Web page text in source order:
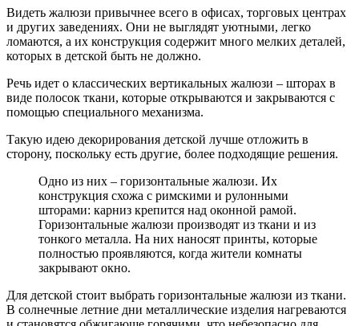
Видеть жалюзи привычнее всего в офисах, торговых центрах
и других заведениях. Они не выглядят уютными, легко
ломаются, а их конструкция содержит много мелких деталей,
которых в детской быть не должно.
Речь идет о классических вертикальных жалюзи – шторах в
виде полосок ткани, которые открываются и закрываются с
помощью специального механизма.
Такую идею декорирования детской лучше отложить в
сторону, поскольку есть другие, более подходящие решения.
Одно из них – горизонтальные жалюзи. Их
конструкция схожа с римскими и рулонными
шторами: карниз крепится над оконной рамой.
Горизонтальные жалюзи производят из ткани и из
тонкого металла. На них наносят принты, которые
полностью проявляются, когда жители комнаты
закрывают окно.
Для детской стоит выбрать горизонтальные жалюзи из ткани.
В солнечные летние дни металлические изделия нагреваются